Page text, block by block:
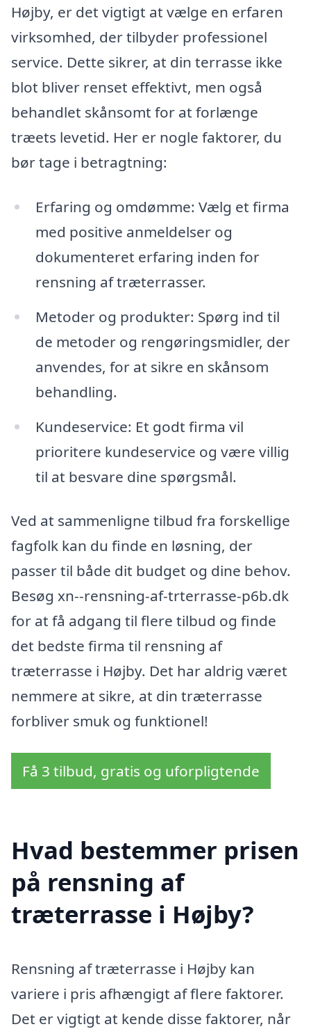
Højby, er det vigtigt at vælge en erfaren
virksomhed, der tilbyder professionel
service. Dette sikrer, at din terrasse ikke
blot bliver renset effektivt, men også
behandlet skånsomt for at forlænge
træets levetid. Her er nogle faktorer, du
bør tage i betragtning:
Erfaring og omdømme: Vælg et firma
med positive anmeldelser og
dokumenteret erfaring inden for
rensning af træterrasser.
Metoder og produkter: Spørg ind til
de metoder og rengøringsmidler, der
anvendes, for at sikre en skånsom
behandling.
Kundeservice: Et godt firma vil
prioritere kundeservice og være villig
til at besvare dine spørgsmål.
Ved at sammenligne tilbud fra forskellige
fagfolk kan du finde en løsning, der
passer til både dit budget og dine behov.
Besøg xn--rensning-af-trterrasse-p6b.dk
for at få adgang til flere tilbud og finde
det bedste firma til rensning af
træterrasse i Højby. Det har aldrig været
nemmere at sikre, at din træterrasse
forbliver smuk og funktionel!
Få 3 tilbud, gratis og uforpligtende
Hvad bestemmer prisen
på rensning af
træterrasse i Højby?
Rensning af træterrasse i Højby kan
variere i pris afhængigt af flere faktorer.
Det er vigtigt at kende disse faktorer, når